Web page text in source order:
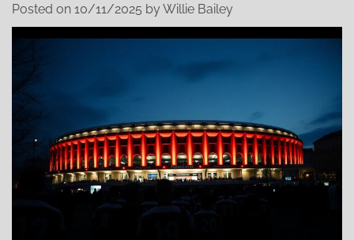
Posted on 10/11/2025 byWillie Bailey